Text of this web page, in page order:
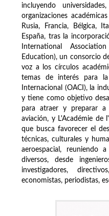
incluyendo
organizaciones
Rusia, Francia, Bélgica,
España, tras la
International
Education), un consorcio
voz a los círculos
temas de interés para la
Internacional (OACI), la
y tiene como objetivo
para atraer y preparar
aviación, y L'Académie de
que busca favorecer el
técnicas, culturales y
aeroespacial, reuniendo
diversos, desde
investigadores,
economistas, periodistas,